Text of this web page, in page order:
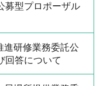
募型プロポーザル
進研修業務委託公
回答について